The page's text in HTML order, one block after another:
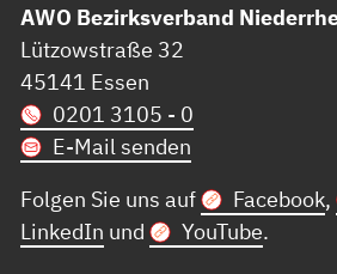
AWO Bezirksverband
Lützowstraße 32
45141 Essen
0201 3105 - 0
E-Mail senden
Folgen Sie uns auf
Facebook,
LinkedIn und YouTube.